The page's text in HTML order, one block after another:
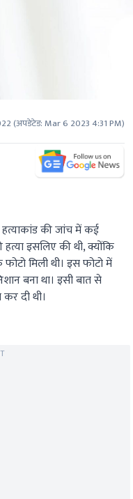
(अपडेटेड:Mar 6 2023 4:31 PM)
हत्याकांड की जांच में कई
इसलिए की थी, क्योंकि
मिली थी। इस फोटो में
बना था। इसी बात से
दी थी।